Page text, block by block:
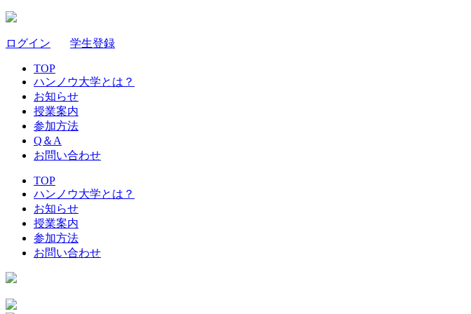
ログイン 学生登録
TOP
ハンノウ大学とは？
お知らせ
授業案内
参加方法
Q＆A
お問い合わせ
TOP
ハンノウ大学とは？
お知らせ
授業案内
参加方法
お問い合わせ